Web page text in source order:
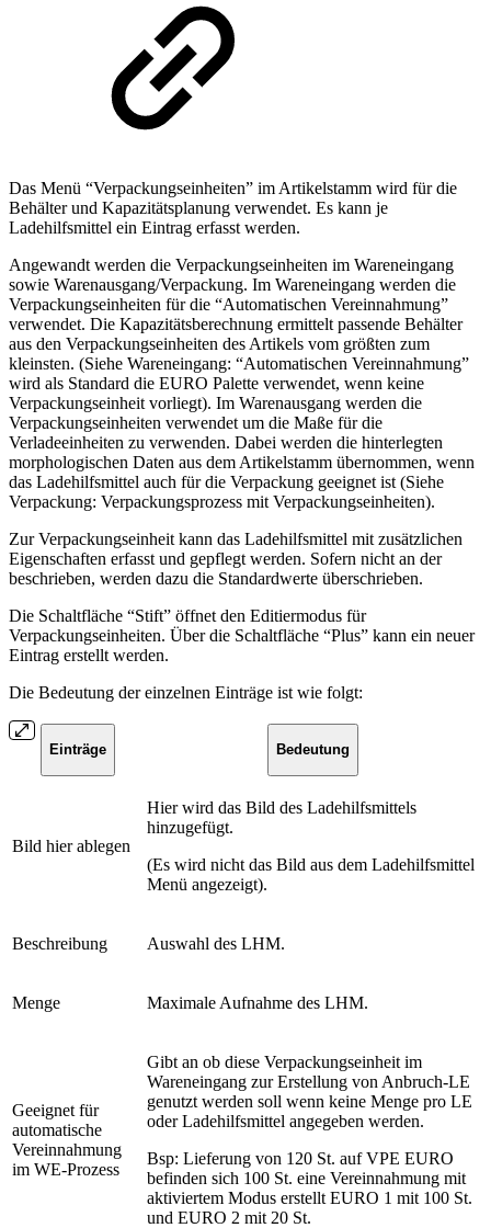
Das Menü “Verpackungseinheiten” im Artikelstamm wird für die
Behälter und Kapazitätsplanung verwendet. Es kann je
Ladehilfsmittel ein Eintrag erfasst werden.
Angewandt werden die Verpackungseinheiten im Wareneingang
sowie Warenausgang/Verpackung. Im Wareneingang werden die
Verpackungseinheiten für die “Automatischen Vereinnahmung”
verwendet. Die Kapazitätsberechnung ermittelt passende Behälter
aus den Verpackungseinheiten des Artikels vom größten zum
kleinsten. (Siehe Wareneingang: “Automatischen Vereinnahmung”
wird als Standard die EURO Palette verwendet, wenn keine
Verpackungseinheit vorliegt). Im Warenausgang werden die
Verpackungseinheiten verwendet um die Maße für die
Verladeeinheiten zu verwenden. Dabei werden die hinterlegten
morphologischen Daten aus dem Artikelstamm übernommen, wenn
das Ladehilfsmittel auch für die Verpackung geeignet ist (Siehe
Verpackung: Verpackungsprozess mit Verpackungseinheiten).
Zur Verpackungseinheit kann das Ladehilfsmittel mit zusätzlichen
Eigenschaften erfasst und gepflegt werden. Sofern nicht an der
beschrieben, werden dazu die Standardwerte überschrieben.
Die Schaltfläche “Stift” öffnet den Editiermodus für
Verpackungseinheiten. Über die Schaltfläche “Plus” kann ein neuer
Eintrag erstellt werden.
Die Bedeutung der einzelnen Einträge ist wie folgt:
Einträge Bedeutung
Bild hier ablegen
Hier wird das Bild des Ladehilfsmittels
hinzugefügt.
(Es wird nicht das Bild aus dem Ladehilfsmittel
Menü angezeigt).
Beschreibung Auswahl des LHM.
Menge Maximale Aufnahme des LHM.
Geeignet für
automatische
Vereinnahmung
im WE-Prozess
Gibt an ob diese Verpackungseinheit im
Wareneingang zur Erstellung von Anbruch-LE
genutzt werden soll wenn keine Menge pro LE
oder Ladehilfsmittel angegeben werden.
Bsp: Lieferung von 120 St. auf VPE EURO
befinden sich 100 St. eine Vereinnahmung mit
aktiviertem Modus erstellt EURO 1 mit 100 St.
und EURO 2 mit 20 St.